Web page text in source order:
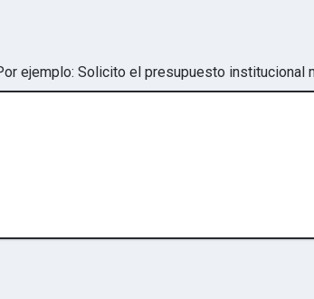
ejemplo: Solicito el presupuesto institucional